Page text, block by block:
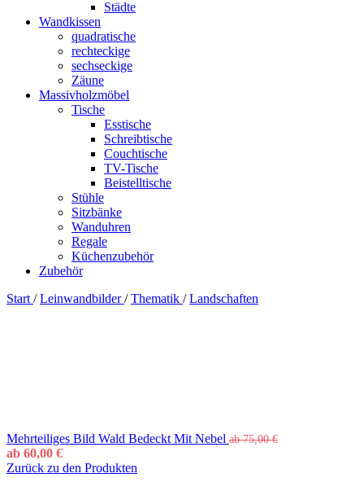
Städte
Wandkissen
quadratische
rechteckige
sechseckige
Zäune
Massivholzmöbel
Tische
Esstische
Schreibtische
Couchtische
TV-Tische
Beistelltische
Stühle
Sitzbänke
Wanduhren
Regale
Küchenzubehör
Zubehör
Start / Leinwandbilder/ Thematik / Landschaften
Mehrteiliges Bild Wald Bedeckt Mit Nebel ab75,00€
ab 60,00 €
Zurück zu den Produkten